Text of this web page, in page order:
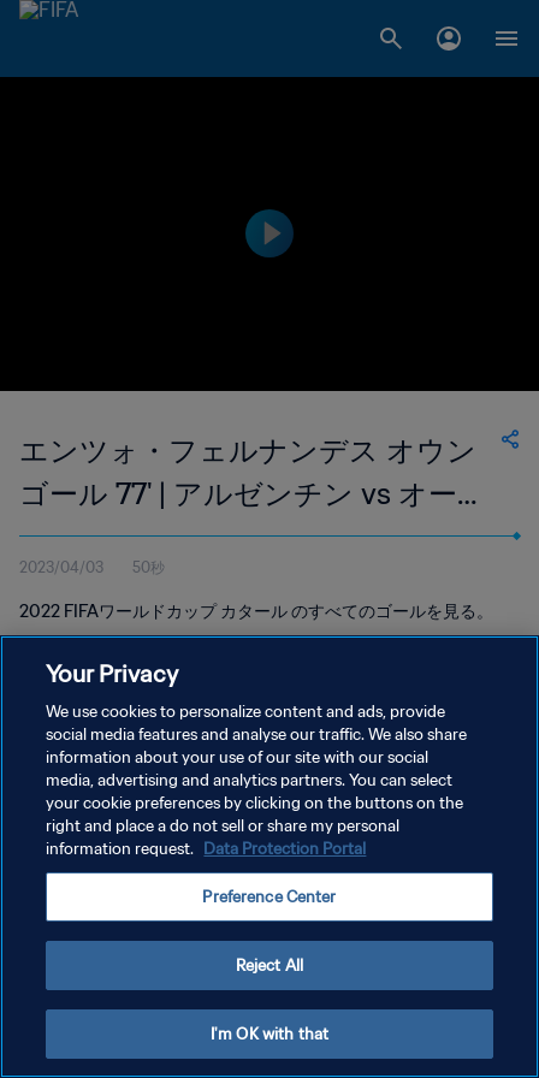
エンツォ・フェルナンデス オウン
ゴール 77' | アルゼンチン vs オース
トラリア | 2022 FIFAワールドカッ
プ カタール
2023/04/03 50秒
2022 FIFAワールドカップ カタール のすべてのゴールを見る。
プライバシーポリシー
サービス利用規約
クッキー設定の管理
Your Privacy
We use cookies to personalize content and ads, provide
social media features and analyse our traffic. We also share
information about your use of our site with our social
media, advertising and analytics partners. You can select
your cookie preferences by clicking on the buttons on the
right and place a do not sell or share my personal
information request. Data Protection Portal
Preference Center
Reject All
I'm OK with that